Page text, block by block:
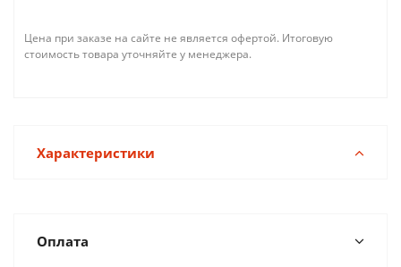
Цена при заказе на сайте не является офертой. Итоговую
стоимость товара уточняйте у менеджера.
Характеристики
Оплата